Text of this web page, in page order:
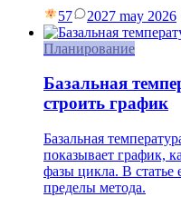
57 2027 may 2026
Планирование
Базальная
строить график
Базальная
показывает график,
фазы цикла. В
пределы метода.